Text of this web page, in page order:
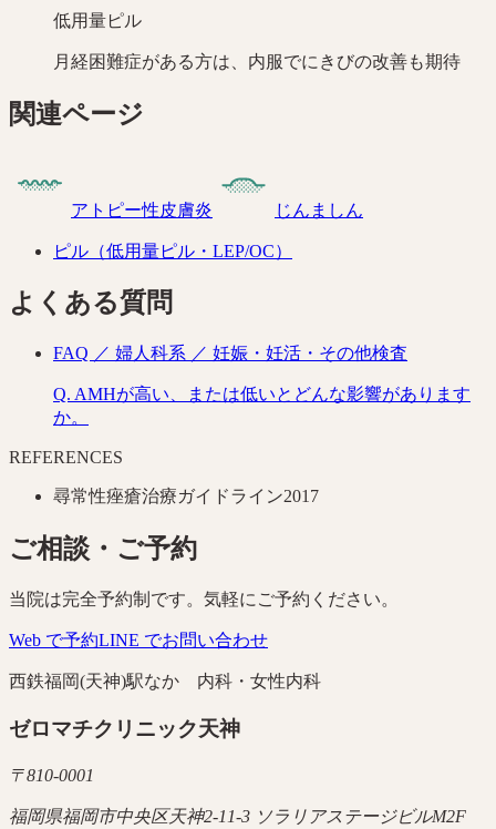
低用量ピル
月経困難症がある方は、内服でにきびの改善も期待
関連ページ
アトピー性皮膚炎 じんましん
ピル（低用量ピル・LEP/OC）
よくある質問
FAQ ／ 婦人科系 ／ 妊娠・妊活・その他検査
Q. AMHが高い、または低いとどんな影響があります
か。
REFERENCES
尋常性痤瘡治療ガイドライン2017
ご相談・ご予約
当院は完全予約制です。気軽にご予約ください。
Web で予約LINE でお問い合わせ
西鉄福岡(天神)駅なか 内科・女性内科
ゼロマチクリニック天神
〒810-0001
福岡県福岡市中央区天神2-11-3 ソラリアステージビルM2F